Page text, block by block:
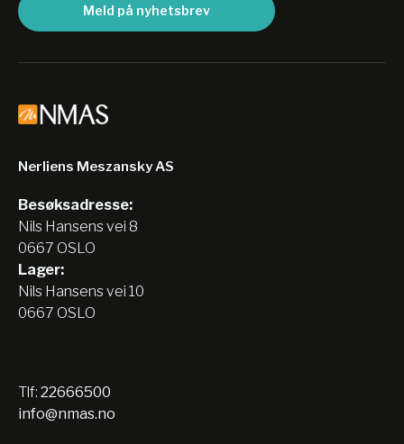
Meld på nyhetsbrev
Nerliens Meszansky AS
Besøksadresse:
Nils Hansens vei 8
0667 OSLO
Lager:
Nils Hansens vei 10
0667 OSLO
Tlf: 22666500
info@nmas.no